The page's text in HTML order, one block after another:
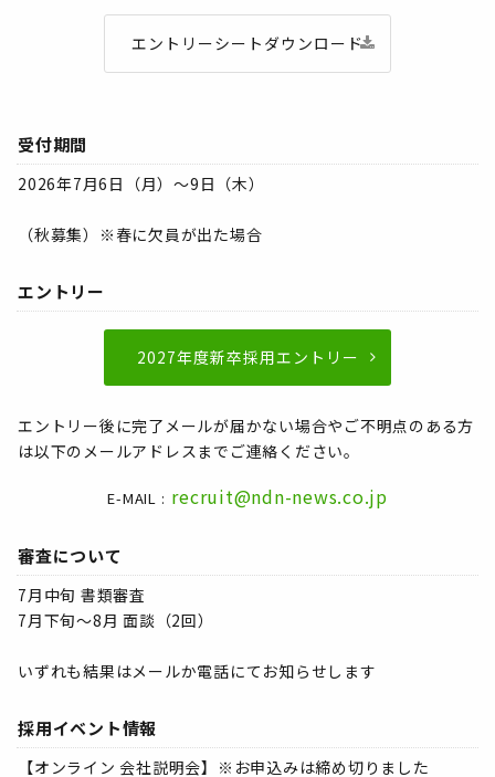
エントリーシートダウンロード
受付期間
2026年7月6日（月）～9日（木）
（秋募集）※春に欠員が出た場合
エントリー
2027年度新卒採用エントリー
エントリー後に完了メールが届かない場合やご不明点のある方
は以下のメールアドレスまでご連絡ください。
E-MAIL : recruit@ndn-news.co.jp
審査について
7月中旬 書類審査
7月下旬～8月 面談（2回）
いずれも結果はメールか電話にてお知らせします
採用イベント情報
【オンライン 会社説明会】※お申込みは締め切りました